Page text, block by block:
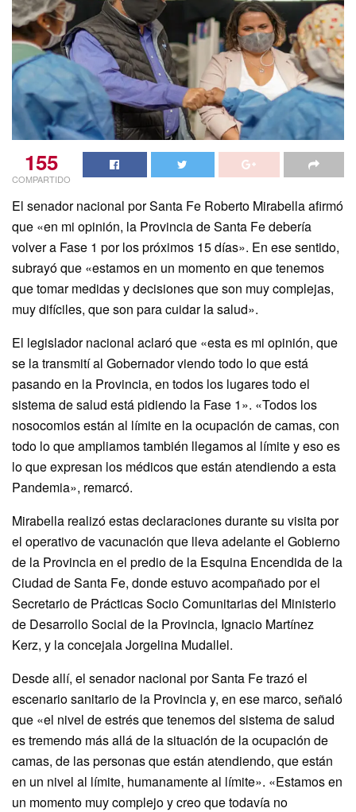
155
COMPARTIDO
El senador nacional por Santa Fe Roberto Mirabella afirmó
que «en mi opinión, la Provincia de Santa Fe debería
volver a Fase 1 por los próximos 15 días». En ese sentido,
subrayó que «estamos en un momento en que tenemos
que tomar medidas y decisiones que son muy complejas,
muy difíciles, que son para cuidar la salud».
El legislador nacional aclaró que «esta es mi opinión, que
se la transmití al Gobernador viendo todo lo que está
pasando en la Provincia, en todos los lugares todo el
sistema de salud está pidiendo la Fase 1». «Todos los
nosocomios están al límite en la ocupación de camas, con
todo lo que ampliamos también llegamos al límite y eso es
lo que expresan los médicos que están atendiendo a esta
Pandemia», remarcó.
Mirabella realizó estas declaraciones durante su visita por
el operativo de vacunación que lleva adelante el Gobierno
de la Provincia en el predio de la Esquina Encendida de la
Ciudad de Santa Fe, donde estuvo acompañado por el
Secretario de Prácticas Socio Comunitarias del Ministerio
de Desarrollo Social de la Provincia, Ignacio Martínez
Kerz, y la concejala Jorgelina Mudallel.
Desde allí, el senador nacional por Santa Fe trazó el
escenario sanitario de la Provincia y, en ese marco, señaló
que «el nivel de estrés que tenemos del sistema de salud
es tremendo más allá de la situación de la ocupación de
camas, de las personas que están atendiendo, que están
en un nivel al límite, humanamente al límite». «Estamos en
un momento muy complejo y creo que todavía no